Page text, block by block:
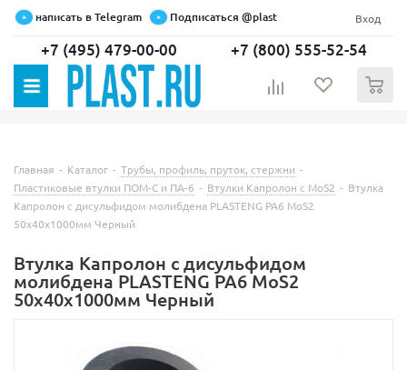
написать в Telegram Подписаться @plast Вход
+7 (495) 479-00-00 +7 (800) 555-52-54
Главная - Каталог - Трубы, профиль, пруток, стержни -
Пластиковые втулки ПОМ-С и ПА-6 - Втулки Капролон с MoS2 - Втулка
Капролон c дисульфидом молибдена PLASTENG PA6 MoS2
50х40х1000мм Черный
Втулка Капролон c дисульфидом
молибдена PLASTENG PA6 MoS2
50х40х1000мм Черный